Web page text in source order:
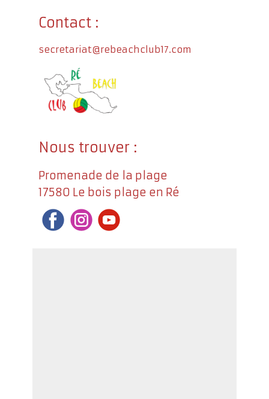
Contact :
secretariat@rebeachclub17.com
Nous trouver :
Promenade de la plage
17580 Le bois plage en Ré